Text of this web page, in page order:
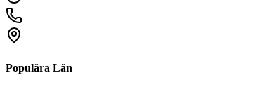
Populära Län